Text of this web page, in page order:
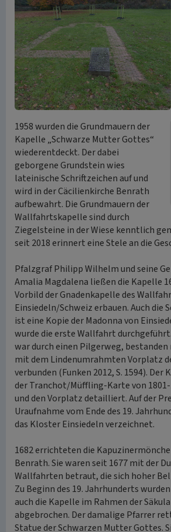
1958 wurden die Grundmauern der
Kapelle „Schwarze Mutter Gottes“
wiederentdeckt. Der dabei
geborgene Grundstein wies
lateinische Schriftzeichen auf und
wird in der Cäcilienkirche Benrath
aufbewahrt. Die Grundmauern der
Wallfahrtskapelle sind durch
Ziegelsteine in der Wiese kenntlich
seit 2018 erinnert eine Stele an die
Pfalzgraf Philipp Wilhelm und seine
Amalia Magdalena ließen die Kapelle
Vorbild der Gnadenkapelle des
Einsiedeln/Schweiz erbauen. Auch die
ist eine Kopie der Madonna von
wurde die erste Wallfahrt durchgeführt.
war durch einen Pilgerweg,
mit dem Lindenumrahmten Vorplatz
verbunden (Funken 2012, S. 1594).
der Tranchot/Müffling-Karte von
und den Vorplatz detailliert. Auf der
Uraufnahme vom Ende des 19.
das Kloster Einsiedeln verzeichnet.
1682 errichteten die
Benrath. Sie waren seit 1677 mit der
Wallfahrten betraut, die sich hoher
Zu Beginn des 19. Jahrhunderts
auch die Kapelle im Rahmen der
abgebrochen. Der damalige Pfarrer
Statue der Schwarzen Mutter Gottes.